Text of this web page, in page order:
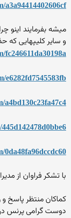
a3a94414402606cf
میشه بفرمایند اینو
و سایر کلیپهایی
fc246611da30198a
e6282fd7545583fb
a4bd130c23fa47c4
0da48fa96dccdc60
با تشکر فراوان از
کماکان منتظر پاسخ
دوست گرامی پرنس